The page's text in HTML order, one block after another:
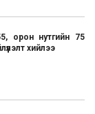
орон нутгийн 75
хийлээ